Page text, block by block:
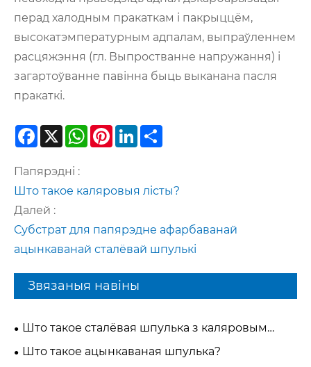
перад халодным пракаткам і пакрыццём,
высокатэмпературным адпалам, выпраўленнем
расцяжэння (гл. Выпростванне напружання) і
загартоўванне павінна быць выканана пасля
пракаткі.
Facebook
X WhatsApp
PinterestLinkedIn
Папярэдні :
Што такое каляровыя лісты?
Далей :
Субстрат для папярэдне афарбаванай
ацынкаванай сталёвай шпулькі
Звязаныя навіны
Што такое сталёвая шпулька з каляровым
пакрыццём?
Што такое ацынкаваная шпулька?